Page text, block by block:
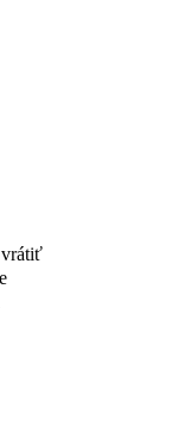
vrátiť